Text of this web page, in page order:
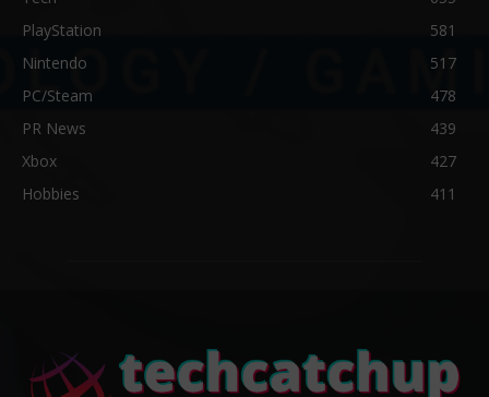
PlayStation
581
Nintendo
517
PC/Steam
478
PR News
439
Xbox
427
Hobbies
411